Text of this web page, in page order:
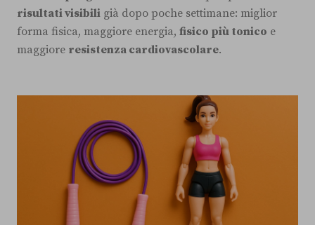
risultati visibili già dopo poche settimane: miglior
forma fisica, maggiore energia, fisico più tonico e
maggiore resistenza cardiovascolare.